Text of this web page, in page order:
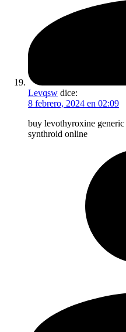
Levqsw dice:
8 febrero, 2024 en 02:09
buy levothyroxine generic
synthroid online